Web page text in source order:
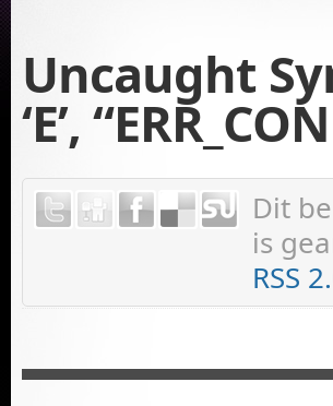
Uncaught
‘E’,
Dit
is
RSS